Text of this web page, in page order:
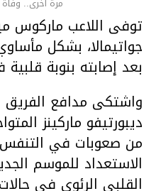
توفى اللاعب ماركوس
بعد إصابته بنوبة قلبية
واشتكى مدافع الفريق
ديبورتيفو ماركينز
من صعوبات في التنفس
الاستعداد للموسم
القلبي الرئوي في